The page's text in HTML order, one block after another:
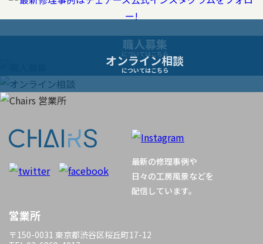
ゲ
ー
シ
ョ
ン
職人募集
についてはこちら
オンライン相談
についてはこちら
最新の修理事例や
日々の工房風景などを
配信しています。
営業所
〒150-0031 東京都渋谷区桜丘町17-12